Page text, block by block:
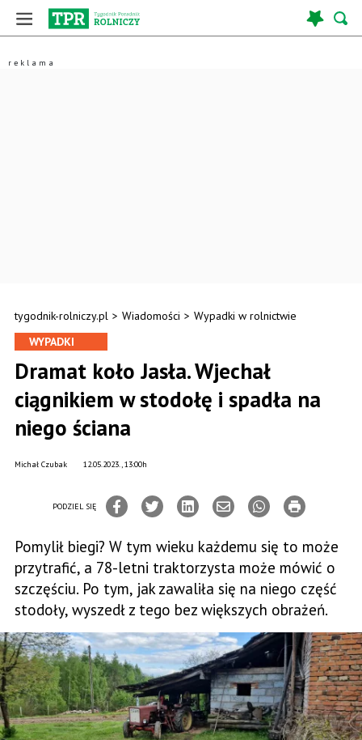
tygodnik-rolniczy.pl > Wiadomości > Wypadki w rolnictwie
WYPADKI
Dramat koło Jasła. Wjechał
ciągnikiem w stodołę i spadła na
niego ściana
12.05.2023., 13:00h
Michał Czubak
PODZIEL SIĘ
Pomylił biegi? W tym wieku każdemu się to może
przytrafić, a 78-letni traktorzysta może mówić o
szczęściu. Po tym, jak zawaliła się na niego część
stodoły, wyszedł z tego bez większych obrażeń.